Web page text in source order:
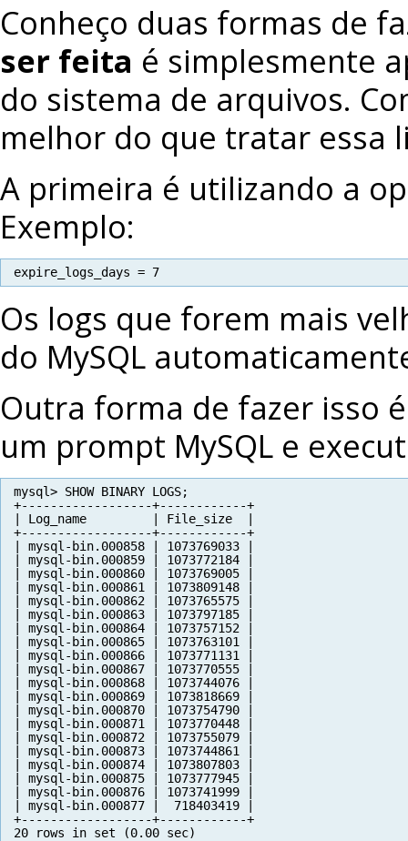
Conheço duas formas de
ser feita é simplesmente
do sistema de arquivos.
melhor do que tratar essa
A primeira é utilizando a
Exemplo:
expire_logs_days = 7
Os logs que forem mais
do MySQL
Outra forma de fazer isso
um prompt MySQL e
mysql> SHOW BINARY LOGS;
+------------------+------------+
| Log_name         | File_size  |
+------------------+------------+
| mysql-bin.000858 | 1073769033 |
| mysql-bin.000859 | 1073772184 |
| mysql-bin.000860 | 1073769005 |
| mysql-bin.000861 | 1073809148 |
| mysql-bin.000862 | 1073765575 |
| mysql-bin.000863 | 1073797185 |
| mysql-bin.000864 | 1073757152 |
| mysql-bin.000865 | 1073763101 |
| mysql-bin.000866 | 1073771131 |
| mysql-bin.000867 | 1073770555 |
| mysql-bin.000868 | 1073744076 |
| mysql-bin.000869 | 1073818669 |
| mysql-bin.000870 | 1073754790 |
| mysql-bin.000871 | 1073770448 |
| mysql-bin.000872 | 1073755079 |
| mysql-bin.000873 | 1073744861 |
| mysql-bin.000874 | 1073807803 |
| mysql-bin.000875 | 1073777945 |
| mysql-bin.000876 | 1073741999 |
| mysql-bin.000877 |  718403419 |
+------------------+------------+
20 rows in set (0.00 sec)